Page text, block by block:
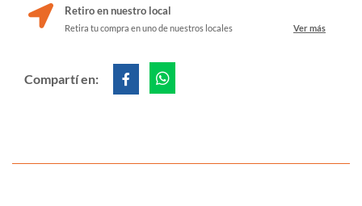
Retiro en nuestro local
Retira tu compra en uno de nuestros locales Ver más
Compartí en: